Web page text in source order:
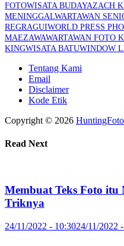
FOTOWISATA BUDAYAZACH
MENINGGALWARTAWAN
REGRAGUIWORLD PRESS
MAEZAWAWARTAWAN FOTO
KINGWISATA BATUWINDOW
Tentang Kami
Email
Disclaimer
Kode Etik
Copyright © 2026
Read Next
Membuat Teks Foto
Triknya
24/11/2022 - 10:3024/11/2022